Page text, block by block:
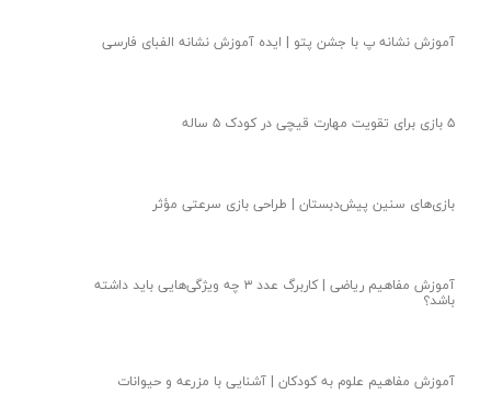
آموزش نشانه پ با جشن پتو | ایده آموزش نشانه الفبای فارسی
۵ بازی برای تقویت مهارت قیچی در کودک ۵ ساله
بازی‌های سنین پیش‌دبستان | طراحی بازی سرعتی مؤثر
آموزش مفاهیم ریاضی | کاربرگ عدد ۳ چه ویژگی‌هایی باید داشته
باشد؟
آموزش مفاهیم علوم به کودکان | آشنایی با مزرعه و حیوانات